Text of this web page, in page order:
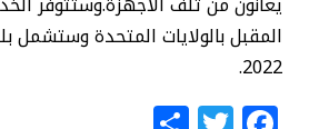
المقبل بالولايات المتحدة وستشمل
2022.